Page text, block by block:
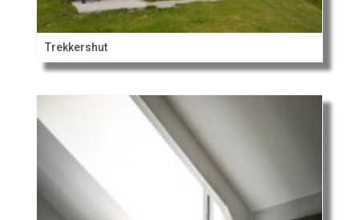
Trekkershut